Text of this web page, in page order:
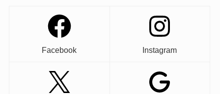
Facebook Instagram